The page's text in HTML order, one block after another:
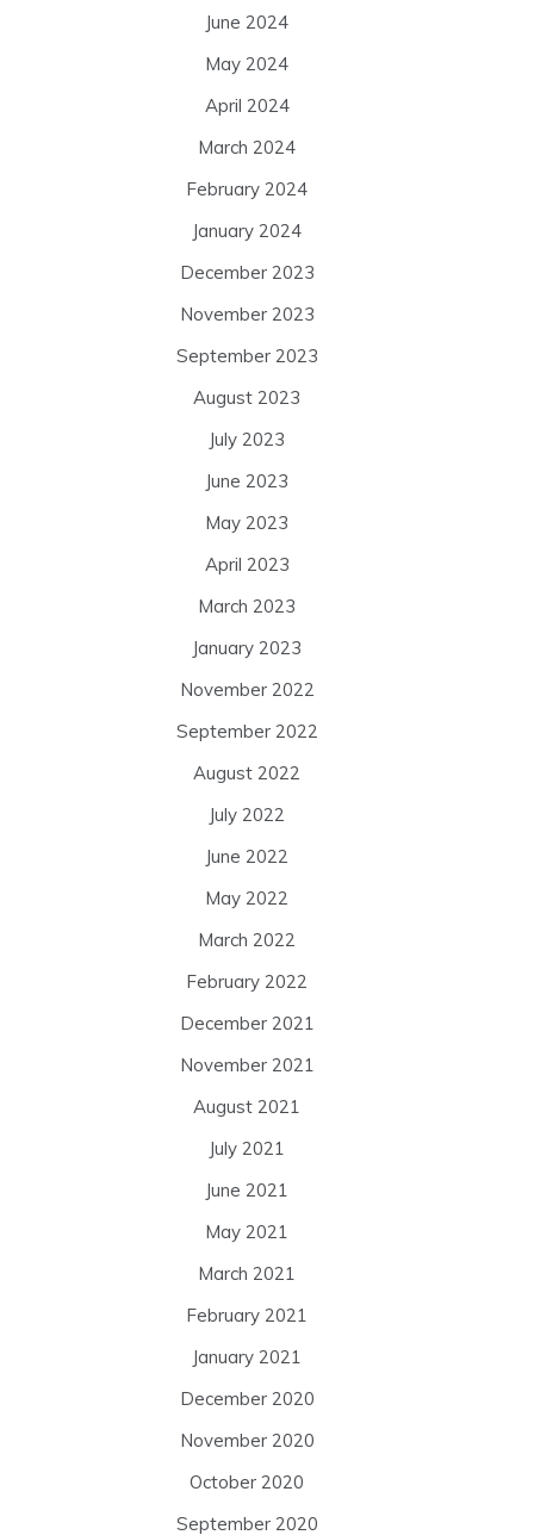
June 2024
May 2024
April 2024
March 2024
February 2024
January 2024
December 2023
November 2023
September 2023
August 2023
July 2023
June 2023
May 2023
April 2023
March 2023
January 2023
November 2022
September 2022
August 2022
July 2022
June 2022
May 2022
March 2022
February 2022
December 2021
November 2021
August 2021
July 2021
June 2021
May 2021
March 2021
February 2021
January 2021
December 2020
November 2020
October 2020
September 2020